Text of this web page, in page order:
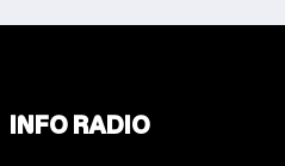
INFO RADIO